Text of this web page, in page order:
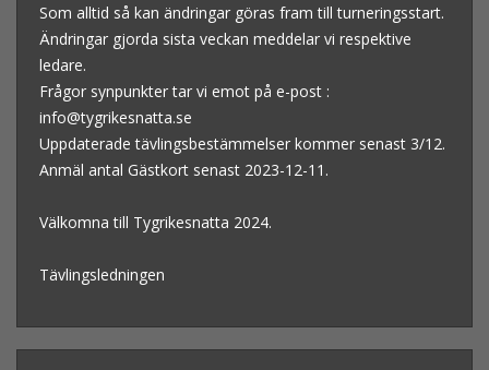
Som alltid så kan ändringar göras fram till turneringsstart.
Ändringar gjorda sista veckan meddelar vi respektive
ledare.
Frågor synpunkter tar vi emot på e-post :
info@tygrikesnatta.se
Uppdaterade tävlingsbestämmelser kommer senast 3/12.
Anmäl antal Gästkort senast 2023-12-11.
Välkomna till Tygrikesnatta 2024.
Tävlingsledningen